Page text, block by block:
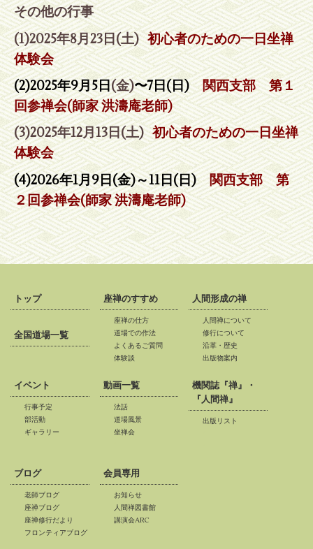
その他の行事
(1)2025年8月23日(土)初心者のための一日坐禅
体験会
(2)2025年9月5日(金)〜7日(日)関西支部 第１
回参禅会(師家 洪濤庵老師)
(3)2025年12月13日(土)初心者のための一日坐禅
体験会
(4)2026年1月9日(金)～11日(日)
関西支部 第
２回参禅会(師家 洪濤庵老師)
トップ
全国道場一覧
座禅のすすめ
座禅の仕方
道場での作法
よくあるご質問
体験談
人間形成の禅
人間禅について
修行について
沿革・歴史
出版物案内
イベント
行事予定
部活動
ギャラリー
動画一覧
法話
道場風景
坐禅会
機関誌『禅』・
『人間禅』
出版リスト
ブログ
老師ブログ
座禅ブログ
座禅修行だより
フロンティアブログ
会員専用
お知らせ
人間禅図書館
講演会ARC